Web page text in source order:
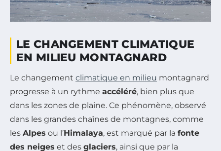
LE CHANGEMENT CLIMATIQUE
EN MILIEU MONTAGNARD
Le changement climatique en milieu montagnard
progresse à un rythme accéléré, bien plus que
dans les zones de plaine. Ce phénomène, observé
dans les grandes chaînes de montagnes, comme
les Alpes ou l’Himalaya, est marqué par la fonte
des neiges et des glaciers, ainsi que par la